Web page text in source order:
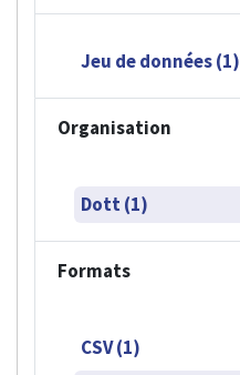
Jeu de données (1)
Organisation
Dott (1)
Formats
CSV (1)